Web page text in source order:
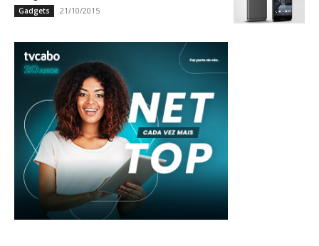
Gadgets 21/10/2015